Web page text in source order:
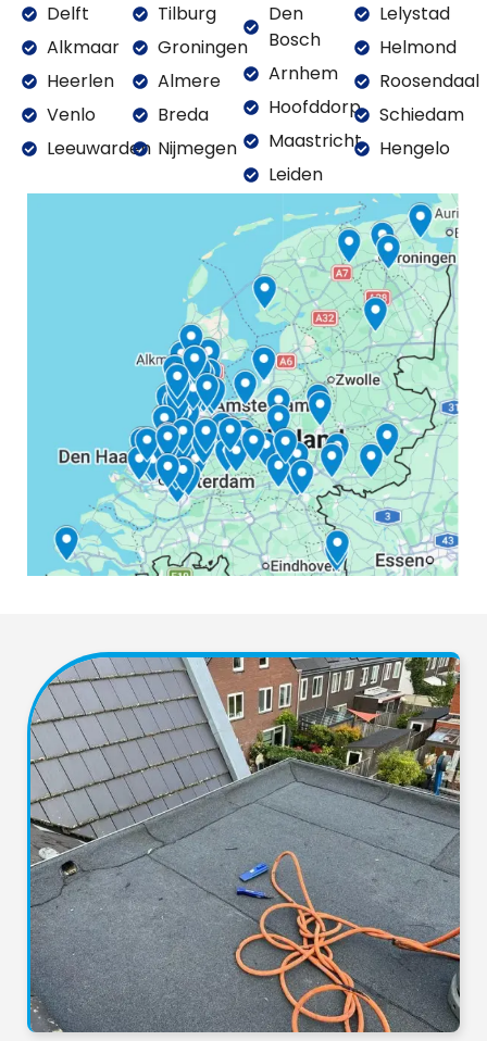
Delft
Alkmaar
Heerlen
Venlo
Leeuwarden
Tilburg
Groningen
Almere
Breda
Nijmegen
Den
Bosch
Arnhem
Hoofddorp
Maastricht
Leiden
Lelystad
Helmond
Roosendaal
Schiedam
Hengelo